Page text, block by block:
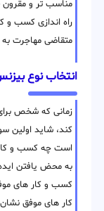
مناسب تر و مقرون
راه اندازی کسب و
متقاضی مهاجرت
انتخاب نوع
زمانی که شخص
کند، شاید اولین
است چه کسب و کاری
به محض یافتن ایده
کسب و کار های
کار های موفق